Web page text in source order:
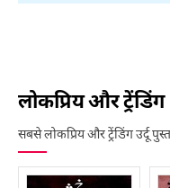
लोकप्रिय और ट्रेंडिंग
सबसे लोकप्रिय और ट्रेंडिंग उर्दू